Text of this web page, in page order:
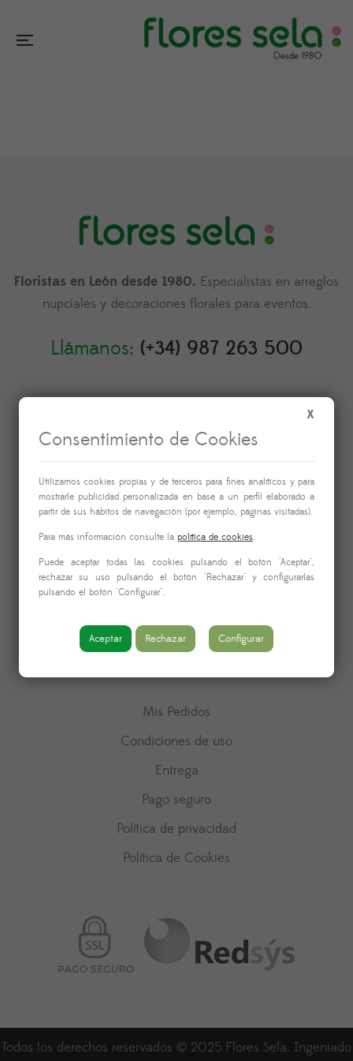
Floristas en León desde 1980. Especialistas en arreglos
nupciales y decoraciones florales para eventos.
Llámanos: (+34) 987 263 500
Información
Nosotros
Aviso legal
Política de devoluciones
Mis Pedidos
Condiciones de uso
Entrega
Pago seguro
Política de privacidad
Política de Cookies
Todos los derechos reservados © 2025 Flores Sela. Ingeniado
X
Consentimiento de Cookies
Utilizamos cookies propias y de terceros para fines analíticos y para
mostrarle publicidad personalizada en base a un perfil elaborado a
partir de sus hábitos de navegación (por ejemplo, páginas visitadas).
Para más información consulte la política de cookies.
Puede aceptar todas las cookies pulsando el botón "Aceptar",
rechazar su uso pulsando el botón "Rechazar" y configurarlas
pulsando el botón "Configurar".
Aceptar Rechazar Configurar